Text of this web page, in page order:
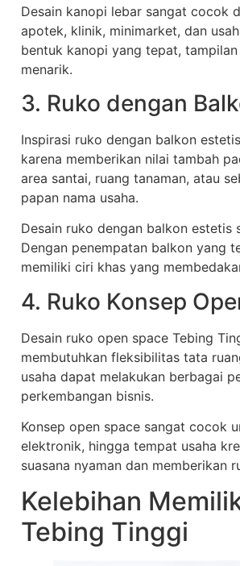
Desain kanopi lebar sangat cocok
apotek, klinik, minimarket, dan
bentuk kanopi yang tepat,
menarik.
3. Ruko dengan
Inspirasi ruko dengan balkon
karena memberikan nilai tambah
area santai, ruang tanaman, atau
papan nama usaha.
Desain ruko dengan balkon
Dengan penempatan balkon yang
memiliki ciri khas yang
4. Ruko Konsep
Desain ruko open space Tebing
membutuhkan fleksibilitas tata
usaha dapat melakukan berbagai
perkembangan bisnis.
Konsep open space sangat cocok
elektronik, hingga tempat usaha
suasana nyaman dan memberikan
Kelebihan
Tebing Tinggi